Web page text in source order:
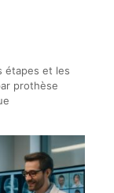
étapes et les
prothèse